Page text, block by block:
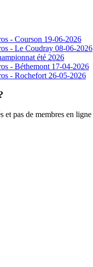
- Courson 19-06-2026
- Le Coudray 08-06-2026
été 2026
- Béthemont 17-04-2026
- Rochefort 26-05-2026
et pas de membres en ligne